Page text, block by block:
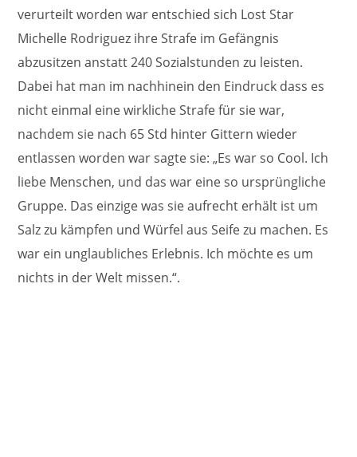
verurteilt worden war entschied sich Lost Star
Michelle Rodriguez ihre Strafe im Gefängnis
abzusitzen anstatt 240 Sozialstunden zu leisten.
Dabei hat man im nachhinein den Eindruck dass es
nicht einmal eine wirkliche Strafe für sie war,
nachdem sie nach 65 Std hinter Gittern wieder
entlassen worden war sagte sie: „Es war so Cool. Ich
liebe Menschen, und das war eine so ursprüngliche
Gruppe. Das einzige was sie aufrecht erhält ist um
Salz zu kämpfen und Würfel aus Seife zu machen. Es
war ein unglaubliches Erlebnis. Ich möchte es um
nichts in der Welt missen.“.